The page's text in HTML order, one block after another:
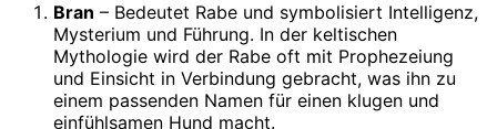
Bran – Bedeutet Rabe und symbolisiert Intelligenz,
Mysterium und Führung. In der keltischen
Mythologie wird der Rabe oft mit Prophezeiung
und Einsicht in Verbindung gebracht, was ihn zu
einem passenden Namen für einen klugen und
einfühlsamen Hund macht.